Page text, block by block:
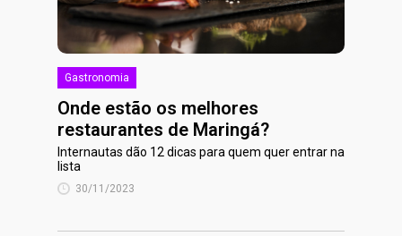
Gastronomia
Onde estão os melhores
restaurantes de Maringá?
Internautas dão 12 dicas para quem quer entrar na
lista
30/11/2023